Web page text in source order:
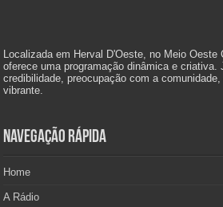
Localizada em Herval D'Oeste, no Meio Oeste
oferece uma programação dinâmica e criativa.
credibilidade, preocupação com a
vibrante.
Navegação Rápida
Home
A Rádio